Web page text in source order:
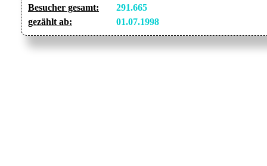
Besucher gesamt:
291.665
gezählt ab:
01.07.1998